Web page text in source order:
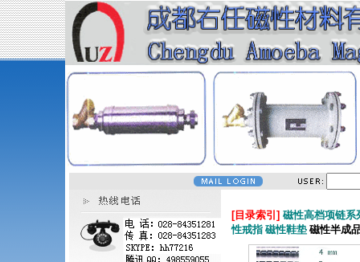
[目录索引] 磁性高档项链系
性戒指 磁性鞋垫 磁性半成